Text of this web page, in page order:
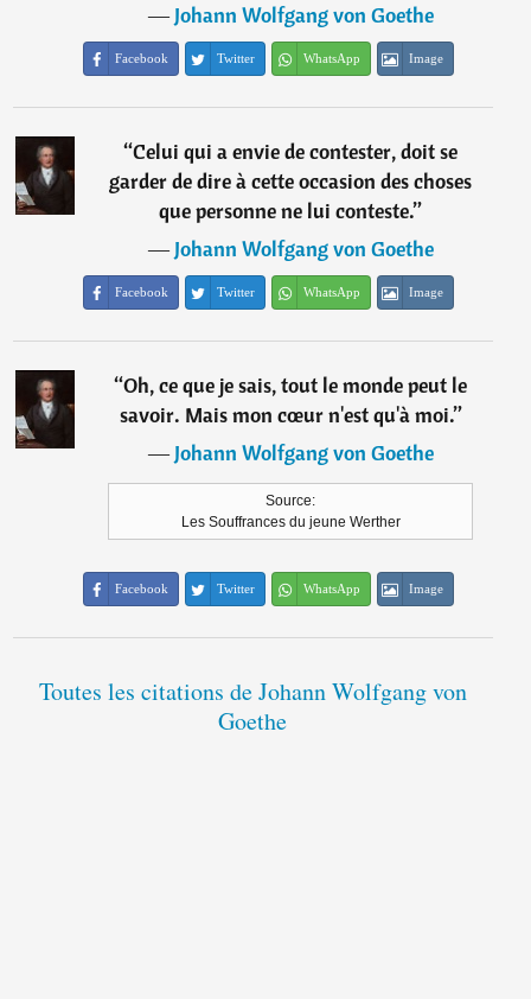
―Johann Wolfgang von Goethe
Facebook Twitter WhatsApp Image
“Celui qui a envie de contester, doit se
garder de dire à cette occasion des choses
que personne ne lui conteste.”
―Johann Wolfgang von Goethe
Facebook Twitter WhatsApp Image
“Oh, ce que je sais, tout le monde peut le
savoir. Mais mon cœur n'est qu'à moi.”
―Johann Wolfgang von Goethe
Source:
Les Souffrances du jeune Werther
Facebook Twitter WhatsApp Image
Toutes les citations de Johann Wolfgang von
Goethe